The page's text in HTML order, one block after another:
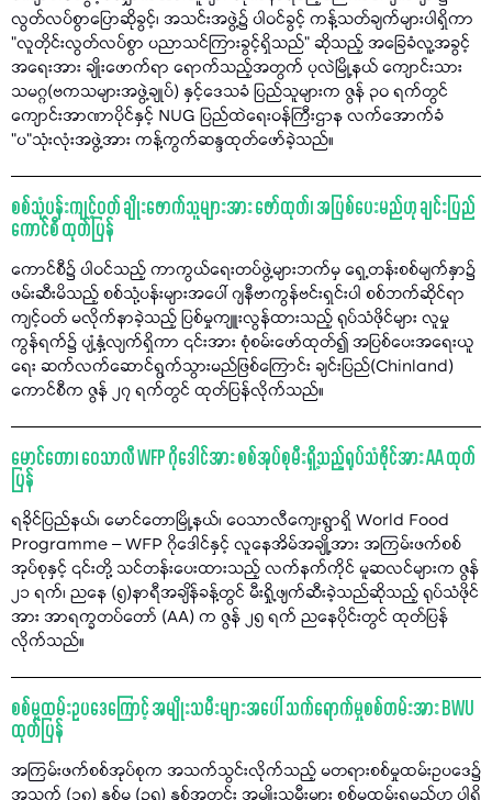
လွတ်လပ်စွာပြောဆိုခွင့်၊ အသင်းအဖွဲ့၌ ပါဝင်ခွင့် ကန့်သတ်ချက်များပါရှိကာ
"လူတိုင်းလွတ်လပ်စွာ ပညာသင်ကြားခွင့်ရှိသည်" ဆိုသည့် အခြေခံလူ့အခွင့်
အရေးအား ချိုးဖောက်ရာ ရောက်သည့်အတွက် ပုလဲမြို့နယ် ကျောင်းသား
သမဂ္ဂ(ဗကသများအဖွဲ့ချုပ်) နှင့်ဒေသခံ ပြည်သူများက ဇွန် ၃၀ ရက်တွင်
ကျောင်းအာဏာပိုင်နှင့် NUG ပြည်ထဲရေးဝန်ကြီးဌာန လက်အောက်ခံ
"ပ"သုံးလုံးအဖွဲ့အား ကန့်ကွက်ဆန္ဒထုတ်ဖော်ခဲ့သည်။
စစ်သုံ့ပန်းကျင့်ဝတ် ချိုးဖောက်သူများအား ဖော်ထုတ်၊ အပြစ်ပေးမည်ဟု ချင်းပြည်
ကောင်စီ ထုတ်ပြန်
ကောင်စီ၌ ပါဝင်သည့် ကာကွယ်ရေးတပ်ဖွဲ့များဘက်မှ ရှေ့တန်းစစ်မျက်နှာ၌
ဖမ်းဆီးမိသည့် စစ်သုံ့ပန်းများအပေါ် ဂျနီဗာကွန်ဗင်းရှင်းပါ စစ်ဘက်ဆိုင်ရာ
ကျင့်ဝတ် မလိုက်နာခဲ့သည့် ပြစ်မှုကျူးလွန်ထားသည့် ရုပ်သံဖိုင်များ လူမှု
ကွန်ရက်၌ ပျံ့နှံ့လျက်ရှိကာ ၎င်းအား စုံစမ်းဖော်ထုတ်၍ အပြစ်ပေးအရေးယူ
ရေး ဆက်လက်ဆောင်ရွက်သွားမည်ဖြစ်ကြောင်း ချင်းပြည်(Chinland)
ကောင်စီက ဇွန် ၂၇ ရက်တွင် ထုတ်ပြန်လိုက်သည်။
မောင်တော၊ ဝေသာလီ WFP ဂိုဒေါင်အား စစ်အုပ်စုမီးရှို့သည့်ရုပ်သံဖိုင်အား AA ထုတ်
ပြန်
ရခိုင်ပြည်နယ်၊ မောင်တောမြို့နယ်၊ ဝေသာလီကျေးရွာရှိ World Food
Programme – WFP ဂိုဒေါင်နှင့် လူနေအိမ်အချို့အား အကြမ်းဖက်စစ်
အုပ်စုနှင့် ၎င်းတို့ သင်တန်းပေးထားသည့် လက်နက်ကိုင် မူဆလင်များက ဇွန်
၂၁ ရက်၊ ညနေ (၅)နာရီအချိန်ခန့်တွင် မီးရှို့ဖျက်ဆီးခဲ့သည်ဆိုသည့် ရုပ်သံဖိုင်
အား အာရက္ခတပ်တော် (AA) က ဇွန် ၂၅ ရက် ညနေပိုင်းတွင် ထုတ်ပြန်
လိုက်သည်။
စစ်မှုထမ်းဥပဒေကြောင့် အမျိုးသမီးများအပေါ် သက်ရောက်မှုစစ်တမ်းအား BWU
ထုတ်ပြန်
အကြမ်းဖက်စစ်အုပ်စုက အသက်သွင်းလိုက်သည့် မတရားစစ်မှုထမ်းဥပဒေ၌